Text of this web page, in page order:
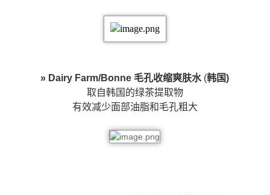
» Dairy Farm/Bonne 毛孔收缩爽肤水(韩国)
取自韩国的绿茶提取物
有效减少面部油脂和毛孔粗大